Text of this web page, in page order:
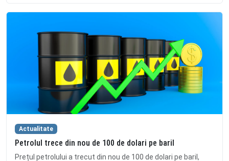
Actualitate
Petrolul trece din nou de 100 de dolari pe baril
Prețul petrolului a trecut din nou de 100 de dolari pe baril,